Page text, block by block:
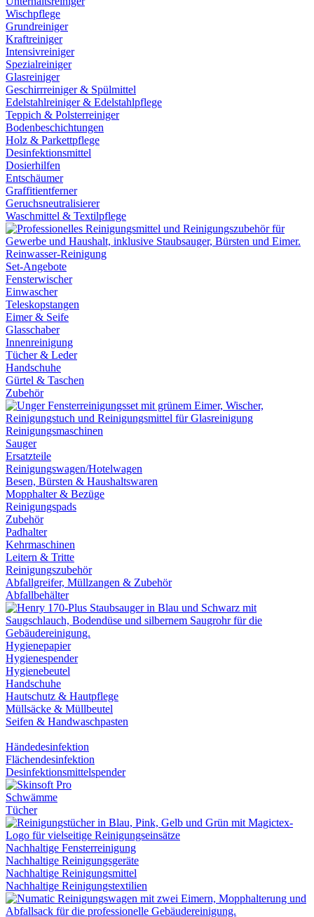
Wischpflege
Grundreiniger
Kraftreiniger
Intensivreiniger
Spezialreiniger
Glasreiniger
Geschirrreiniger & Spülmittel
Edelstahlreiniger & Edelstahlpflege
Teppich & Polsterreiniger
Bodenbeschichtungen
Holz & Parkettpflege
Desinfektionsmittel
Dosierhilfen
Entschäumer
Graffitientferner
Geruchsneutralisierer
Waschmittel & Textilpflege
Reinwasser-Reinigung
Set-Angebote
Fensterwischer
Einwascher
Teleskopstangen
Eimer & Seife
Glasschaber
Innenreinigung
Tücher & Leder
Handschuhe
Gürtel & Taschen
Zubehör
Reinigungsmaschinen
Sauger
Ersatzteile
Reinigungswagen/Hotelwagen
Besen, Bürsten & Haushaltswaren
Mopphalter & Bezüge
Reinigungspads
Zubehör
Padhalter
Kehrmaschinen
Leitern & Tritte
Reinigungszubehör
Abfallgreifer, Müllzangen & Zubehör
Abfallbehälter
Hygienepapier
Hygienespender
Hygienebeutel
Handschuhe
Hautschutz & Hautpflege
Müllsäcke & Müllbeutel
Seifen & Handwaschpasten
Händedesinfektion
Flächendesinfektion
Desinfektionsmittelspender
Schwämme
Tücher
Nachhaltige Fensterreinigung
Nachhaltige Reinigungsgeräte
Nachhaltige Reinigungsmittel
Nachhaltige Reinigungstextilien